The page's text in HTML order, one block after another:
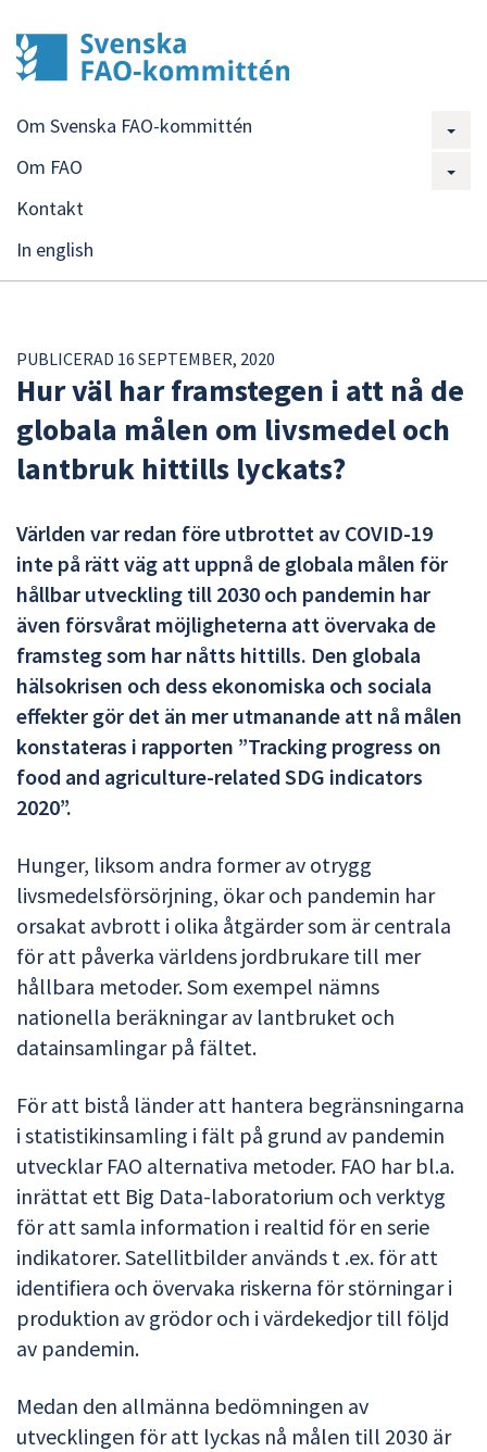
Om Svenska FAO-kommittén
Om FAO
Kontakt
In english
PUBLICERAD 16 SEPTEMBER, 2020
Hur väl har framstegen i att nå de
globala målen om livsmedel och
lantbruk hittills lyckats?
Världen var redan före utbrottet av COVID-19
inte på rätt väg att uppnå de globala målen för
hållbar utveckling till 2030 och pandemin har
även försvårat möjligheterna att övervaka de
framsteg som har nåtts hittills. Den globala
hälsokrisen och dess ekonomiska och sociala
effekter gör det än mer utmanande att nå målen
konstateras i rapporten ”Tracking progress on
food and agriculture-related SDG indicators
2020”.
Hunger, liksom andra former av otrygg
livsmedelsförsörjning, ökar och pandemin har
orsakat avbrott i olika åtgärder som är centrala
för att påverka världens jordbrukare till mer
hållbara metoder. Som exempel nämns
nationella beräkningar av lantbruket och
datainsamlingar på fältet.
För att bistå länder att hantera begränsningarna
i statistikinsamling i fält på grund av pandemin
utvecklar FAO alternativa metoder. FAO har bl.a.
inrättat ett Big Data-laboratorium och verktyg
för att samla information i realtid för en serie
indikatorer. Satellitbilder används t .ex. för att
identifiera och övervaka riskerna för störningar i
produktion av grödor och i värdekedjor till följd
av pandemin.
Medan den allmänna bedömningen av
utvecklingen för att lyckas nå målen till 2030 är